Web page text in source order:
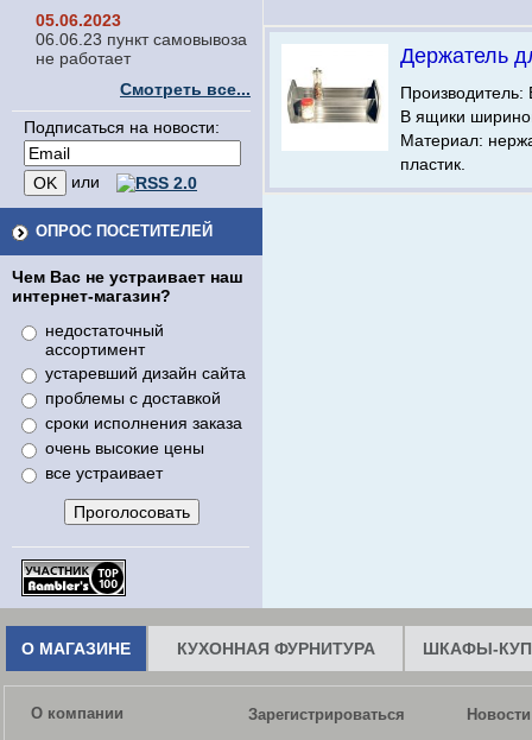
05.06.2023
06.06.23 пункт самовывоза
не работает
Смотреть все...
Подписаться на новости:
или
ОПРОС ПОСЕТИТЕЛЕЙ
Чем Вас не устраивает наш
интернет-магазин?
недостаточный
ассортимент
устаревший дизайн сайта
проблемы с доставкой
сроки исполнения заказа
очень высокие цены
все устраивает
Держатель
Производитель:
В ящики
Материал:
пластик.
О МАГАЗИНЕ КУХОННАЯ ФУРНИТУРА ШКАФЫ-
О компании Зарегистрироваться Новости